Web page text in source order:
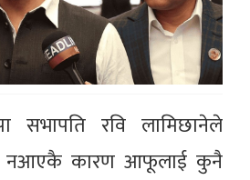
सभापति रवि लामिछानेले
नआएकै कारण आफूलाई कुनै